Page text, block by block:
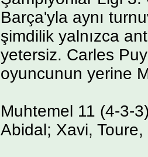
Barça'yla aynı
şimdilik yalnızca
yetersiz. Carles
oyuncunun yerine
Muhtemel 11 (4-3-
Abidal; Xavi,